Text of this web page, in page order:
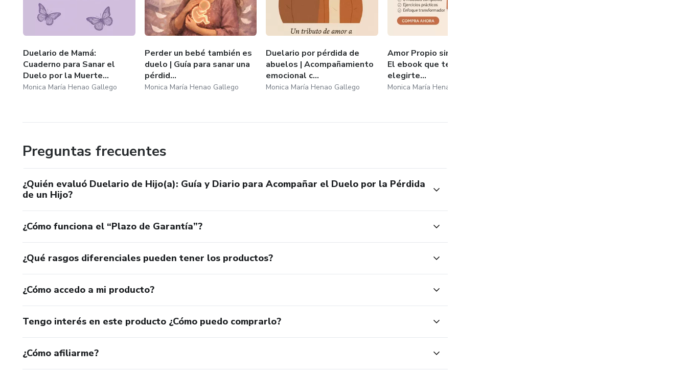
Para madres y padres que han perdido un hijo o una hija a cualquier
edad y por cualquier causa. Para quienes necesitan un espacio
seguro, sin juicios, donde el dolor pueda ser nombrado, escrito y
abrazado.
material ha sido creado con la sensibilidad de quien ha acompañado
a muchas familias en este camino, y con la profundidad de la
FORMATO
PDF digital de 72 páginas, listo para descargar, leer en pantalla
para acompañarte durante meses o incluso años de proceso.
Duelario de Mamá:
Cuaderno para Sanar el
Duelo por la Muerte...
Monica María Henao Gallego
Perder un bebé también es
duelo | Guía para sanar una
pérdid...
Monica María Henao Gallego
Duelario por pérdida de
abuelos | Acompañamiento
emocional c...
Monica María Henao Gallego
Amor Propio sin excusas –
El ebook que te enseña a
elegirte...
Monica María Henao Gallego
Preguntas frecuentes
¿Quién evaluó Duelario de Hijo(a): Guía y Diario para Acompañar el Duelo por la Pérdida
de un Hijo?
¿Cómo funciona el “Plazo de Garantía”?
¿Qué rasgos diferenciales pueden tener los productos?
¿Cómo accedo a mi producto?
Tengo interés en este producto ¿Cómo puedo comprarlo?
¿Cómo afiliarme?